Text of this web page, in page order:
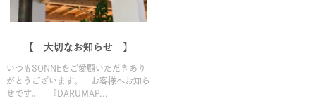
【 大切なお知らせ 】
いつもSONNEをご愛顧いただきあり
がとうございます。 お客様へお知ら
せです。 『DARUMAP...